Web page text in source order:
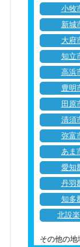
小牧
新城
大府
知立
高浜
豊明
田原
清須
弥富
あま
愛知
丹羽
知多
北設
その他の地